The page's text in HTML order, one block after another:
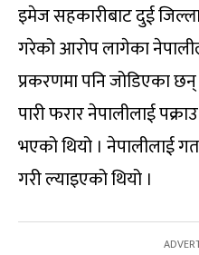
इमेज सहकारीबाट दुई
गरेको आरोप लागेका
प्रकरणमा पनि जोडिएका
पारी फरार नेपालीलाई
भएको थियो । नेपालीलाई
गरी ल्याइएको थियो ।